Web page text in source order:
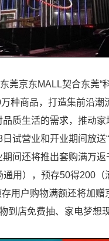
京东MALL契合东莞“
种商品，打造集前沿
质生活的需求，推动
试营业和开业期间放
间还将推出套购满万返
用），预存50得200
用户购物满额还将加
到店免费抽、家电梦想